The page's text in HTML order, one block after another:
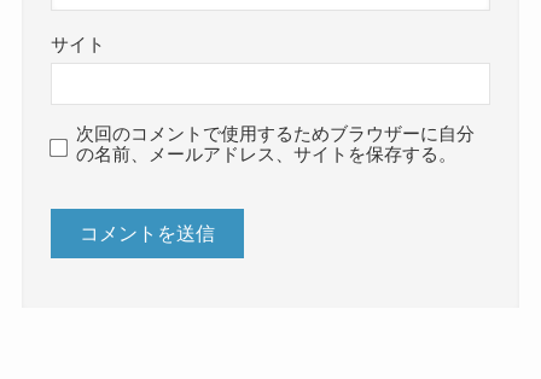
サイト
次回のコメントで使用するためブラウザーに自分
の名前、メールアドレス、サイトを保存する。